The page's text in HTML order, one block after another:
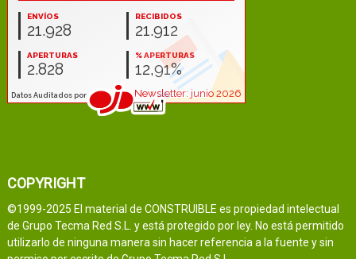
COPYRIGHT
©1999-2025 El material de CONSTRUIBLE es propiedad intelectual
de Grupo Tecma Red S.L. y está protegido por ley. No está permitido
utilizarlo de ninguna manera sin hacer referencia a la fuente y sin